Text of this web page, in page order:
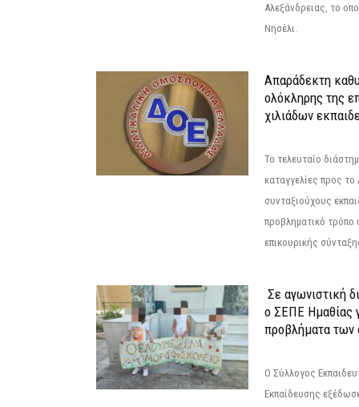
Αλεξάνδρειας, το
Νησέλι.
Απαράδεκτη
ολόκληρης της
χιλιάδων
Το τελευταίο
καταγγελίες προς
συνταξιούχους
προβληματικό τρόπο
επικουρικής
Σε αγωνιστική
ο ΣΕΠΕ Ημαθίας
προβλήματα των
Ο Σύλλογος
Εκπαίδευσης